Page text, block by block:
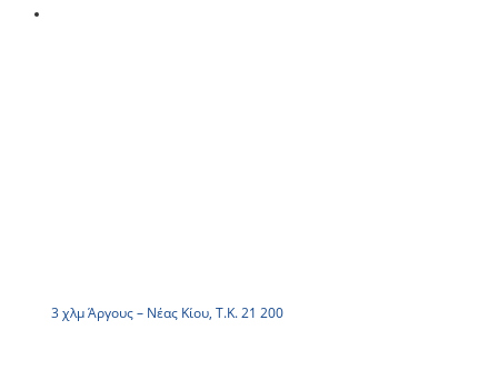
3 χλμ Άργους – Νέας Κίου, Τ.Κ. 21 200